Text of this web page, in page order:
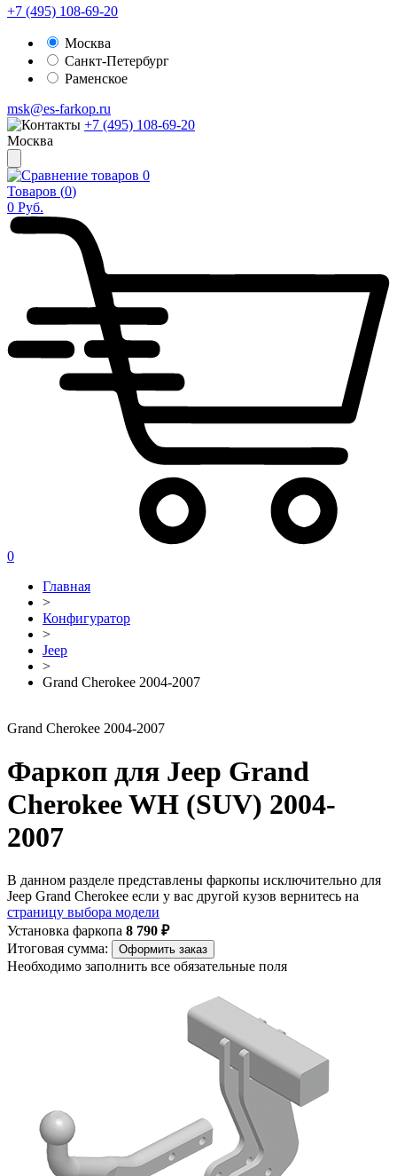
+7 (495) 108-69-20
Москва
Санкт-Петербург
Раменское
msk@es-farkop.ru
+7 (495) 108-69-20
Москва
0
Товаров (0)
0 Руб.
0
Главная
>
Конфигуратор
>
Jeep
>
Grand Cherokee 2004-2007
Grand Cherokee 2004-2007
Фаркоп для Jeep Grand
Cherokee WH (SUV) 2004-
2007
В данном разделе представлены фаркопы исключительно для
Jeep Grand Cherokee если у вас другой кузов вернитесь на
страницу выбора модели
Установка фаркопа 8 790 ₽
Итоговая сумма:
Оформить заказ
Необходимо заполнить все обязательные поля